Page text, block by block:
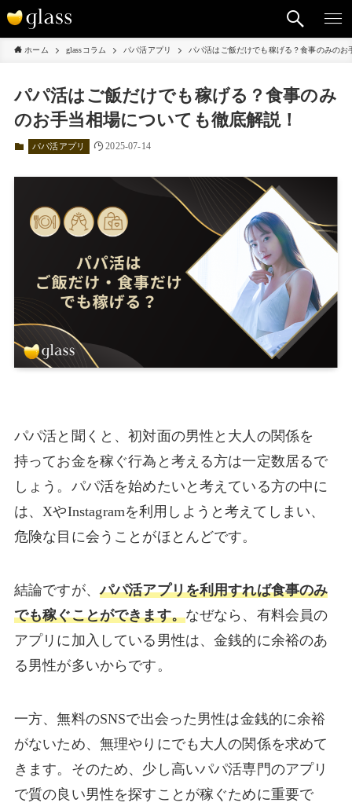
ホーム glassコラム パパ活アプリ パパ活はご飯だけでも稼げる？食事のみの
パパ活はご飯だけでも稼げる？食事のみ
のお手当相場についても徹底解説！
パパ活アプリ 2025-07-14
パパ活と聞くと、初対面の男性と大人の関係を
持ってお金を稼ぐ行為と考える方は一定数居るで
しょう。パパ活を始めたいと考えている方の中に
は、XやInstagramを利用しようと考えてしまい、
危険な目に会うことがほとんどです。
結論ですが、パパ活アプリを利用すれば食事のみ
でも稼ぐことができます。なぜなら、有料会員の
アプリに加入している男性は、金銭的に余裕のあ
る男性が多いからです。
一方、無料のSNSで出会った男性は金銭的に余裕
がないため、無理やりにでも大人の関係を求めて
きます。そのため、少し高いパパ活専門のアプリ
で質の良い男性を探すことが稼ぐために重要で